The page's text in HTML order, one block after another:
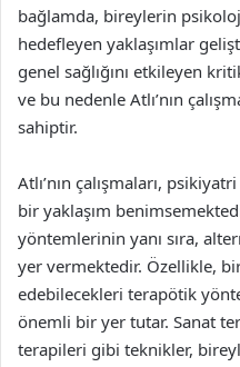
bağlamda, bireylerin
hedefleyen yaklaşımlar
genel sağlığını etkileyen
ve bu nedenle Atlı’nın
sahiptir.
Atlı’nın çalışmaları,
bir yaklaşım
yöntemlerinin yanı sıra,
yer vermektedir. Özellikle,
edebilecekleri terapötik
önemli bir yer tutar. Sanat
terapileri gibi teknikler,